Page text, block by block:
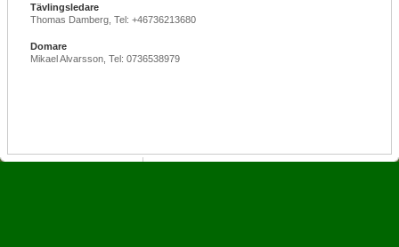
Tävlingsledare
Thomas Damberg, Tel: +46736213680
Domare
Mikael Alvarsson, Tel: 0736538979